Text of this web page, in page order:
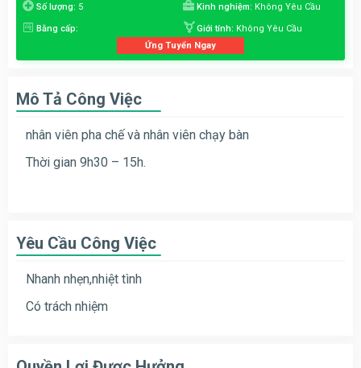
Số lượng: 5 Kinh nghiệm: Không Yêu Cầu
Bằng cấp: Giới tính: Không Yêu Cầu
Ứng Tuyển Ngay
Mô Tả Công Việc
nhân viên pha chế và nhân viên chạy bàn
Thời gian 9h30 – 15h.
Yêu Cầu Công Việc
Nhanh nhẹn,nhiệt tình
Có trách nhiệm